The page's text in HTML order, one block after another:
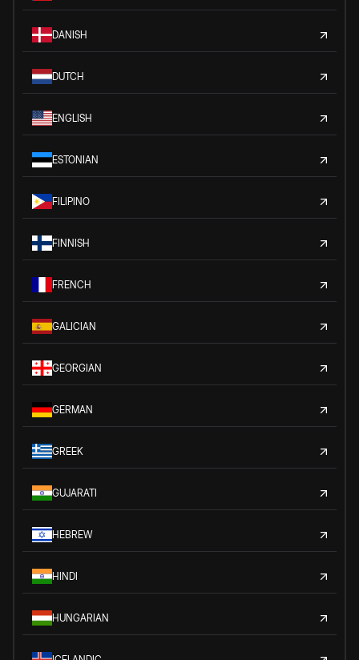
DANISH
DUTCH
ENGLISH
ESTONIAN
FILIPINO
FINNISH
FRENCH
GALICIAN
GEORGIAN
GERMAN
GREEK
GUJARATI
HEBREW
HINDI
HUNGARIAN